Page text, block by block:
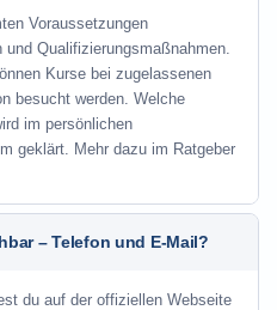
Voraussetzungen
Qualifizierungsmaßnahmen.
Kurse bei zugelassenen
besucht werden. Welche
im persönlichen
geklärt. Mehr dazu im Ratgeber
– Telefon und E-Mail?
du auf der offiziellen Webseite